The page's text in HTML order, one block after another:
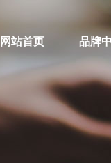
网站首页 品牌